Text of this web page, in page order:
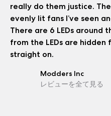
really do them justice.
evenly lit fans I’ve seen
There are 6 LEDs around
from the LEDs are
straight on.
Modders Inc
レビューを全て見る